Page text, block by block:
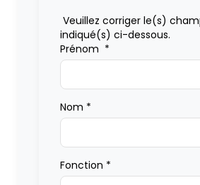
Veuillez corriger le(s)
indiqué(s) ci-dessous.
Prénom *
Nom *
Fonction *